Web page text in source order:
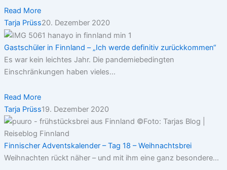
Read More
Tarja Prüss20. Dezember 2020
Gastschüler in Finnland – „Ich werde definitiv zurückkommen“
Es war kein leichtes Jahr. Die pandemiebedingten
Einschränkungen haben vieles...
Read More
Tarja Prüss19. Dezember 2020
Finnischer Adventskalender – Tag 18 – Weihnachtsbrei
Weihnachten rückt näher – und mit ihm eine ganz besondere...